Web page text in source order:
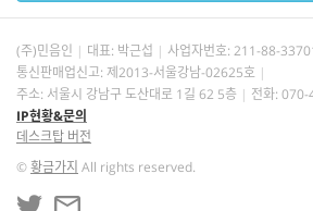
(주)민음인 대표: 박근섭 사업자번호: 211-88-
통신판매업신고: 제2013-서울강남-02625호
주소: 서울시 강남구 도산대로 1길 62 5층
전화:
IP현황&문의
데스크탑 버전
©황금가지 All rights reserved.